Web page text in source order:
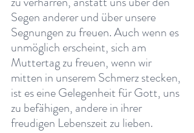
Segen anderer und über unsere
Segnungen zu freuen. Auch wenn es
unmöglich erscheint, sich am
Muttertag zu freuen, wenn wir
mitten in unserem Schmerz stecken,
ist es eine Gelegenheit für Gott, uns
zu befähigen, andere in ihrer
freudigen Lebenszeit zu lieben.